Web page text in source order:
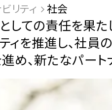
リティ 社会
しての責任を果
ィを推進し、社員
め、新たなパート